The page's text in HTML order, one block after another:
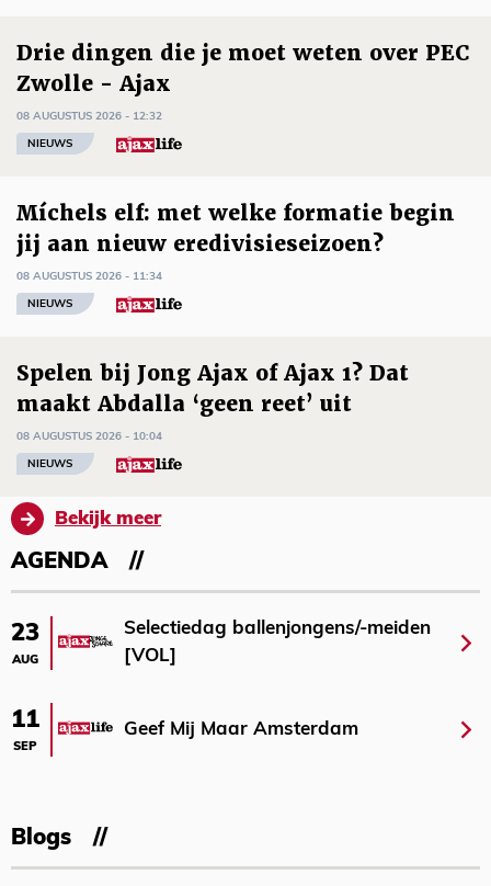
Drie dingen die je moet weten over PEC
Zwolle - Ajax
08 AUGUSTUS 2026 - 12:32
NIEUWS
Míchels elf: met welke formatie begin
jij aan nieuw eredivisieseizoen?
08 AUGUSTUS 2026 - 11:34
NIEUWS
Spelen bij Jong Ajax of Ajax 1? Dat
maakt Abdalla ‘geen reet’ uit
08 AUGUSTUS 2026 - 10:04
NIEUWS
Bekijk meer
AGENDA
23
AUG
Selectiedag ballenjongens/-meiden
[VOL]
11
SEP
Geef Mij Maar Amsterdam
Blogs